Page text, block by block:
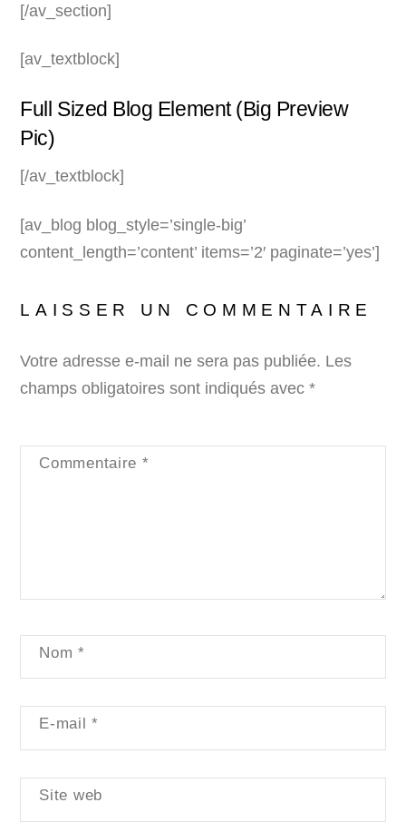
[/av_section]
[av_textblock]
Full Sized Blog Element (Big Preview
Pic)
[/av_textblock]
[av_blog blog_style=’single-big’
content_length=’content’ items=’2′ paginate=’yes’]
LAISSER UN COMMENTAIRE
Votre adresse e-mail ne sera pas publiée. Les
champs obligatoires sont indiqués avec*
Commentaire *
Nom*
E-mail*
Site web